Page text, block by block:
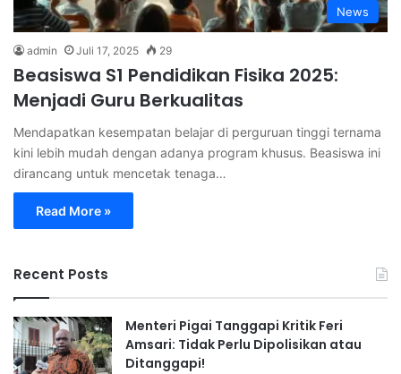
News
admin Juli 17, 2025 29
Beasiswa S1 Pendidikan Fisika 2025:
Menjadi Guru Berkualitas
Mendapatkan kesempatan belajar di perguruan tinggi ternama
kini lebih mudah dengan adanya program khusus. Beasiswa ini
dirancang untuk mencetak tenaga…
Read More »
Recent Posts
Menteri Pigai Tanggapi Kritik Feri
Amsari: Tidak Perlu Dipolisikan atau
Ditanggapi!